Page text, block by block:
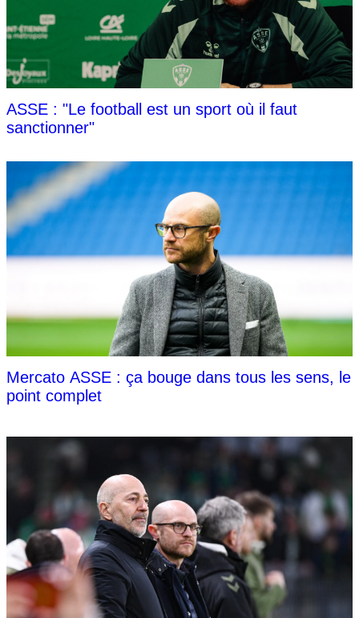
ASSE : "Le football est un sport où il faut
sanctionner"
Mercato ASSE : ça bouge dans tous les sens, le
point complet